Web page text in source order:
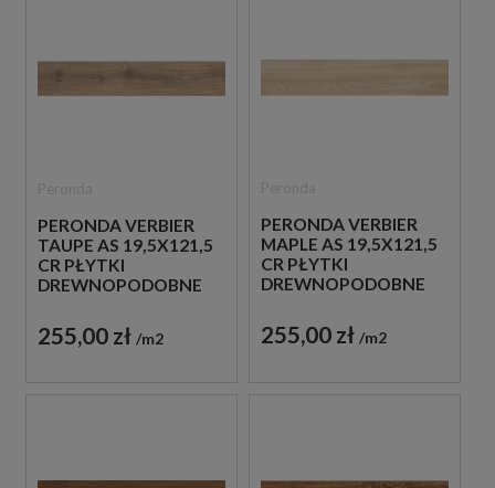
PERONDA VERBIER
TAUPE AS 19,5X121,5
CR PŁYTKI
DREWNOPODOBNE
255,00 zł m2
PERONDA VERBIER
MAPLE AS 19,5X121,5
CR PŁYTKI
DREWNOPODOBNE
255,00 zł m2